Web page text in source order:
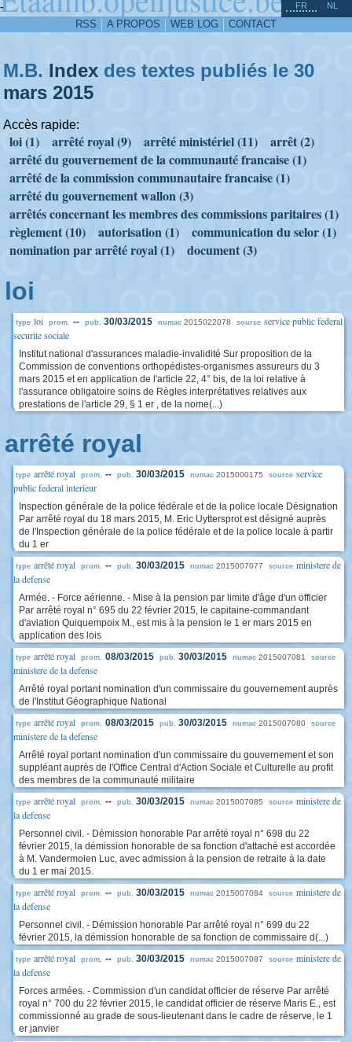
-
RSS A PROPOS WEB LOG CONTACT
FR NL
M.B. Index des textes publiés le 30
mars 2015
Accès rapide:
loi (1) arrêté royal (9) arrêté ministériel (11)
arrêt (2)
arrêté du gouvernement de la communauté francaise (1)
arrêté de la commission communautaire francaise (1)
arrêté du gouvernement wallon (3)
arrêtés concernant les membres des commissions paritaires (1)
règlement (10)
autorisation (1)
communication du selor (1)
nomination par arrêté royal (1)
document (3)
loi
type loi prom. -- pub. 30/03/2015 numac 2015022078 source service public federal
securite sociale
Institut national d'assurances maladie-invalidité Sur proposition de la
Commission de conventions orthopédistes-organismes assureurs du 3
mars 2015 et en application de l'article 22, 4° bis, de la loi relative à
l'assurance obligatoire soins de Règles interprétatives relatives aux
prestations de l'article 29, § 1 er , de la nome(...)
arrêté royal
type arrêté royal prom. -- pub. 30/03/2015 numac 2015000175 source service
public federal interieur
Inspection générale de la police fédérale et de la police locale Désignation
Par arrêté royal du 18 mars 2015, M. Eric Uyttersprot est désigné auprès
de l'Inspection générale de la police fédérale et de la police locale à partir
du 1 er
type arrêté royal prom. -- pub. 30/03/2015 numac 2015007077 source ministere de
la defense
Armée. - Force aérienne. - Mise à la pension par limite d'âge d'un officier
Par arrêté royal n° 695 du 22 février 2015, le capitaine-commandant
d'aviation Quiquempoix M., est mis à la pension le 1 er mars 2015 en
application des lois
type arrêté royal prom. 08/03/2015 pub. 30/03/2015 numac 2015007081 source
ministere de la defense
Arrêté royal portant nomination d'un commissaire du gouvernement auprès
de l'Institut Géographique National
type arrêté royal prom. 08/03/2015 pub. 30/03/2015 numac 2015007080 source
ministere de la defense
Arrêté royal portant nomination d'un commissaire du gouvernement et son
suppléant auprès de l'Office Central d'Action Sociale et Culturelle au profit
des membres de la communauté militaire
type arrêté royal prom. -- pub. 30/03/2015 numac 2015007085 source ministere de
la defense
Personnel civil. - Démission honorable Par arrêté royal n° 698 du 22
février 2015, la démission honorable de sa fonction d'attaché est accordée
à M. Vandermolen Luc, avec admission à la pension de retraite à la date
du 1 er mai 2015.
type arrêté royal prom. -- pub. 30/03/2015 numac 2015007084 source ministere de
la defense
Personnel civil. - Démission honorable Par arrêté royal n° 699 du 22
février 2015, la démission honorable de sa fonction de commissaire d(...)
type arrêté royal prom. -- pub. 30/03/2015 numac 2015007087 source ministere de
la defense
Forces armées. - Commission d'un candidat officier de réserve Par arrêté
royal n° 700 du 22 février 2015, le candidat officier de réserve Maris E., est
commissionné au grade de sous-lieutenant dans le cadre de réserve, le 1
er janvier
^